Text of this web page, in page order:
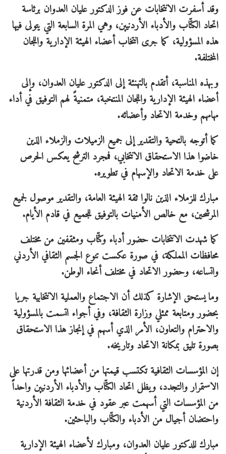
وقد أسفرت الانتخابات عن فوز الدكتور عليان العدوان برئاسة
اتحاد الكتّاب والأدباء الأردنيين، وهي المرة السابعة التي يتولى فيها
هذه المسؤولية، كما جرى انتخاب أعضاء الهيئة الإدارية واللجان
المختلفة.
وبهذه المناسبة، أتقدم بالتهنئة إلى الدكتور عليان العدوان، وإلى
أعضاء الهيئة الإدارية واللجان المنتخبة، متمنيةً لهم التوفيق في أداء
مهامهم وخدمة الاتحاد وأعضائه.
كما أتوجه بالتحية والتقدير إلى جميع الزميلات والزملاء الذين
خاضوا هذا الاستحقاق الانتخابي، فمجرد الترشح يعكس الحرص
على خدمة الاتحاد والإسهام في تطويره.
مبارك للزملاء الذين نالوا ثقة الهيئة العامة، والتقدير موصول لجميع
المرشحين، مع خالص الأمنيات بالتوفيق للجميع في قادم الأيام.
كما شهدت الانتخابات حضور أدباء وكتّاب ومثقفين من مختلف
محافظات المملكة، في صورة عكست تنوع الجسم الثقافي الأردني
واتساعه، وحضور الاتحاد في مختلف أنحاء الوطن.
وما يستحق الإشارة كذلك أن الاجتماع والعملية الانتخابية جريا
بحضور ومتابعة ممثلي وزارة الثقافة، وفي أجواء اتسمت بالمسؤولية
والاحترام والتعاون، الأمر الذي أسهم في إنجاز هذا الاستحقاق
بصورة تليق بمكانة الاتحاد وتاريخه.
إن المؤسسات الثقافية تكتسب قيمتها من أعضائها ومن قدرتها على
الاستمرار والتجدد، ويظل اتحاد الكتّاب والأدباء الأردنيين واحداً
من المؤسسات التي أسهمت عبر عقود في خدمة الثقافة الأردنية
واحتضان أجيال من الأدباء والكتّاب والباحثين.
مبارك للدكتور عليان العدوان، ومبارك لأعضاء الهيئة الإدارية